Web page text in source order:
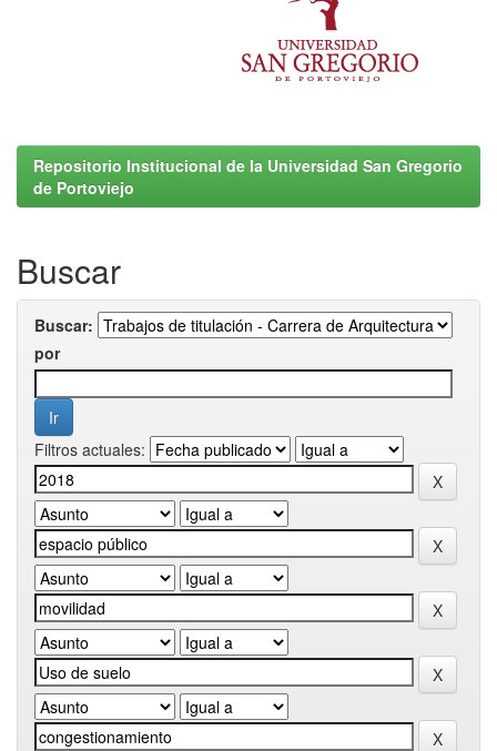
Repositorio Institucional de la Universidad San Gregorio
de Portoviejo
Buscar
Buscar:
por
Filtros actuales: